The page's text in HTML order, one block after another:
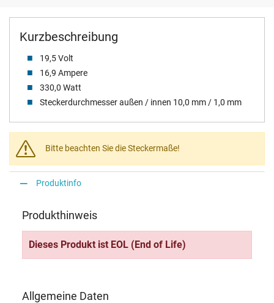
Kurzbeschreibung
19,5 Volt
16,9 Ampere
330,0 Watt
Steckerdurchmesser außen / innen 10,0 mm / 1,0 mm
Bitte beachten Sie die Steckermaße!
Produktinfo
Produkthinweis
Dieses Produkt ist EOL (End of Life)
Allgemeine Daten